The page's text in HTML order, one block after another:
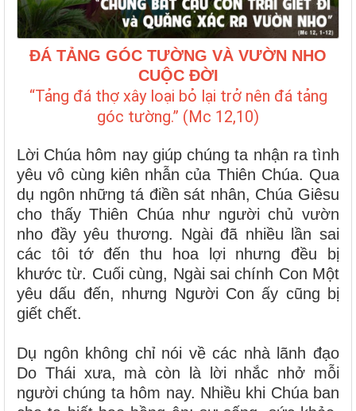
ĐÁ TẢNG GÓC TƯỜNG VÀ VƯỜN NHO
CUỘC ĐỜI
“Tảng đá thợ xây loại bỏ lại trở nên đá tảng
góc tường.” (Mc 12,10)
Lời Chúa hôm nay giúp chúng ta nhận ra tình
yêu vô cùng kiên nhẫn của Thiên Chúa. Qua
dụ ngôn những tá điền sát nhân, Chúa Giêsu
cho thấy Thiên Chúa như người chủ vườn
nho đầy yêu thương. Ngài đã nhiều lần sai
các tôi tớ đến thu hoa lợi nhưng đều bị
khước từ. Cuối cùng, Ngài sai chính Con Một
yêu dấu đến, nhưng Người Con ấy cũng bị
giết chết.
Dụ ngôn không chỉ nói về các nhà lãnh đạo
Do Thái xưa, mà còn là lời nhắc nhở mỗi
người chúng ta hôm nay. Nhiều khi Chúa ban